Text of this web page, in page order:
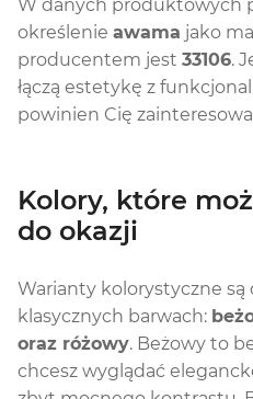
W danych produktowych
określenie awama jako
producentem jest 33106.
łączą estetykę z
powinien Cię
Kolory, które
do okazji
Warianty kolorystyczne
klasycznych barwach:
oraz różowy. Beżowy to
chcesz wyglądać